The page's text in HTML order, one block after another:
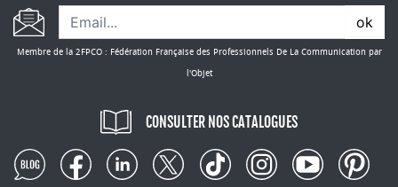
ok
Membre de la 2FPCO : Fédération Française des Professionnels De La Communication par
l'Objet
CONSULTER NOS CATALOGUES